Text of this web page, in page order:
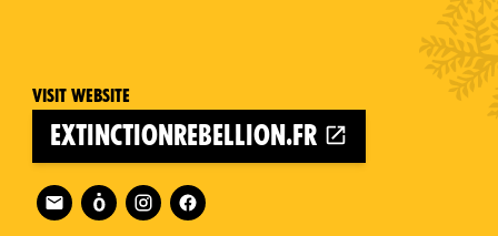
Visit website
extinctionrebellion.fr
Follow XR Arles on